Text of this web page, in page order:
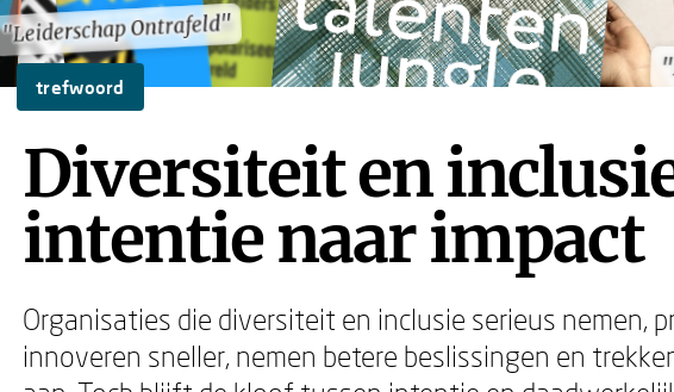
"Leiderschap Ontrafeld"
"Leiderschap Ontrafeld"
trefwoord
Diversiteit en
intentie naar impact
Organisaties die diversiteit en inclusie serieus nemen,
innoveren sneller, nemen betere beslissingen en